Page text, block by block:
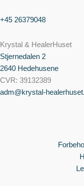
+45 26379048
Krystal & HealerHuset
Stjernedalen 2
2640 Hedehusene
CVR: 39132389
adm@krystal-